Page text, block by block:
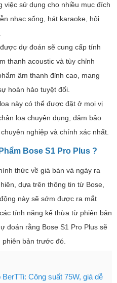
việc sử dụng cho nhiều mục đích
nhạc sống, hát karaoke, hội
dự đoán sẽ cung cấp tính
thanh acoustic và tùy chỉnh
âm thanh đỉnh cao, mang
hoàn hảo tuyệt đối.
này có thể được đặt ở mọi vị
loa chuyên dụng, đảm bảo
nghiệp và chính xác nhất.
Bose S1 Pro Plus ?
thức về giá bán và ngày ra
dựa trên thông tin từ Bose,
này sẽ sớm được ra mắt
tính năng kế thừa từ phiên bản
đoán rằng Bose S1 Pro Plus sẽ
bản trước đó.
Công suất 75W, giá dễ